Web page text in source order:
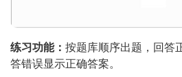
练习功能： 按题库顺序出题，回答
答错误显示正确答案。